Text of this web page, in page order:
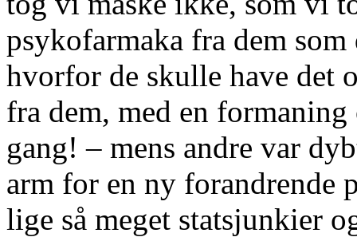
psykofarmaka fra dem
hvorfor de skulle have det
fra dem, med en
gang! – mens andre var
arm for en ny
lige så meget statsjunkier